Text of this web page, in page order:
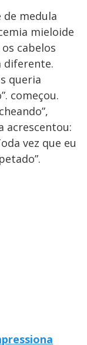
medula
mieloide
cabelos
diferente.
queria
começou.
acrescentou:
vez que eu